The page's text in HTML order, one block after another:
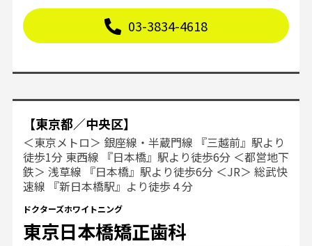
03-3834-4618
【東京都／中央区】
＜東京メトロ＞ 銀座線・半蔵門線 『三越前』駅より
徒歩1分 東西線 『日本橋』駅より徒歩6分 ＜都営地下
鉄＞ 浅草線 『日本橋』駅より徒歩6分 ＜JR＞ 総武快
速線 『新日本橋駅』より徒歩４分
ドクターズホワイトニング
東京日本橋矯正歯科